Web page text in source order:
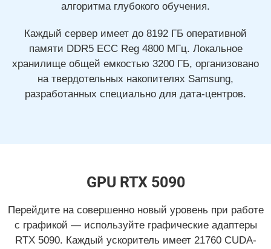
алгоритма глубокого обучения.
Каждый сервер имеет до 8192 ГБ оперативной
памяти DDR5 ECC Reg 4800 МГц. Локальное
хранилище общей емкостью 3200 ГБ, организовано
на твердотельных накопителях Samsung,
разработанных специально для дата-центров.
GPU RTX 5090
Перейдите на совершенно новый уровень при работе
с графикой — используйте графические адаптеры
RTX 5090. Каждый ускоритель имеет 21760 CUDA-